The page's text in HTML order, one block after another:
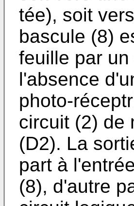
tée), soit
bascule (8)
feuille par
l'absence
photo-
circuit (2) de
(D2). La
part à
(8), d'autre